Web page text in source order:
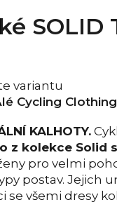
SOLID
variantu
Cycling Clothing
KALHOTY.
z kolekce Solid
pro velmi
postav. Jejich
se všemi dresy